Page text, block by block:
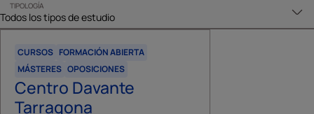
TIPOLOGÍA
CURSOS FORMACIÓN ABIERTA
MÁSTERES OPOSICIONES
Centro Davante
Tarragona